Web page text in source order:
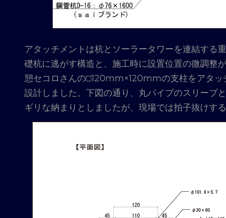
アタッチメントは杭とソーラータワーを連結する
礎杭に逃がす構造と、施工時に設置位置の微調整
憩セコロさんの□120mm×120mmの支柱をアタッ
設計しました。下図の通り、丸パイプのスリー
ギリな納まりとしましたが、現場では拍子抜けす